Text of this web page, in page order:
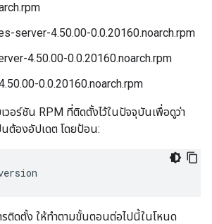
server-4.50.00-0.0.20160.noarch.rpm
4.50.00-0.0.20160.noarch.rpm
0.0.20160.noarch.rpm
วอร์ชัน RPM ที่ติดตั้งไว้ในปัจจุบันเพื่อดูว่า
นต้องอัปเดต โดยป้อน:
รติดตั้ง ให้ทำตามขั้นตอนต่อไปนี้ในโหนด